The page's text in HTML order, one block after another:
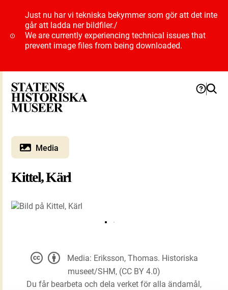
Just nu har vi tekniska bekymmer som gör att det inte
går att ladda ner bildfiler./
We are currently experiencing technical issues that
prevent image files from being downloaded.
Media
Kittel, Kärl
Media: Eriksson, Thomas. Historiska
museet/SHM, (CC BY 4.0)
Du får bearbeta och dela verket för alla ändamål,